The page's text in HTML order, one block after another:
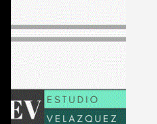
En varias provincias del interior, el
todavía conserva fuerza, pero ya no
la potencia arrolladora que supo ser en
El fenómeno libertario sigue
empieza a mostrar síntomas de fatiga.
Ese contexto favorece la posición de
parece estar llamado a ser la